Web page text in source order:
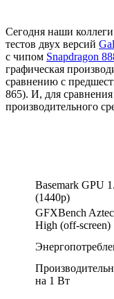
Сегодня наши
тестов двух версий
с чипом Snapdragon
графическая
сравнению с
865). И, для
производительного
Basemark GPU
(1440p)
GFXBench Aztec
High (off-screen)
на 1 Вт